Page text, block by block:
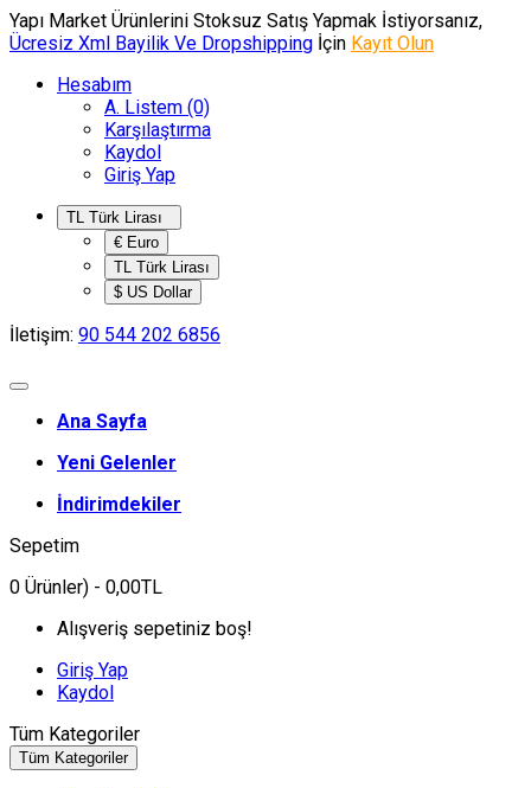
Yapı Market Ürünlerini Stoksuz Satış Yapmak İstiyorsanız,
Ücresiz Xml Bayilik Ve Dropshipping İçin Kayıt Olun
Hesabım
A. Listem (0)
Karşılaştırma
Kaydol
Giriş Yap
€ Euro
TL Türk Lirası
$ US Dollar
İletişim: 90 544 202 6856
Ana Sayfa
Yeni Gelenler
İndirimdekiler
Sepetim
0 Ürünler) - 0,00TL
Alışveriş sepetiniz boş!
Giriş Yap
Kaydol
Tüm Kategoriler
Tüm Kategoriler